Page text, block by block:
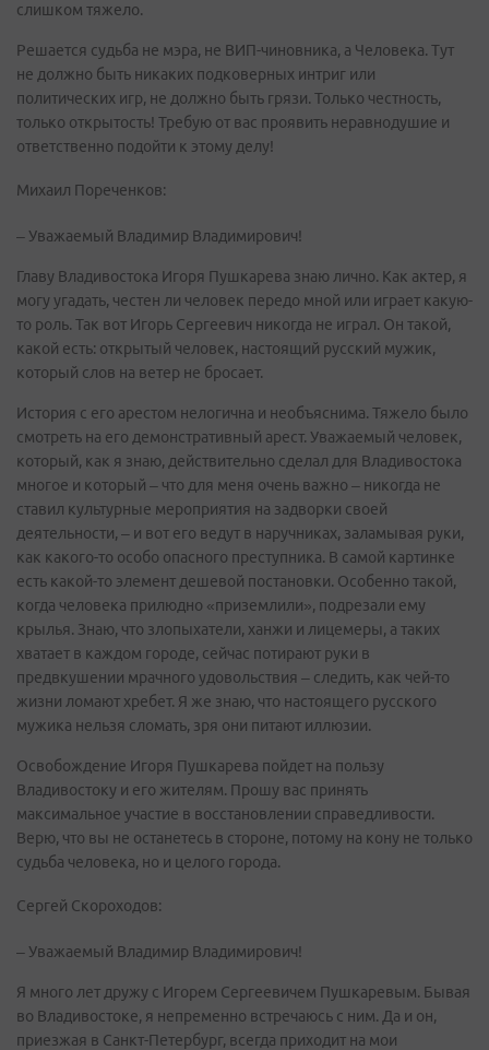
слишком тяжело.
Решается судьба не мэра, не ВИП-чиновника, а Человека. Тут
не должно быть никаких подковерных интриг или
политических игр, не должно быть грязи. Только честность,
только открытость! Требую от вас проявить неравнодушие и
ответственно подойти к этому делу!
Михаил Пореченков:
– Уважаемый Владимир Владимирович!
Главу Владивостока Игоря Пушкарева знаю лично. Как актер, я
могу угадать, честен ли человек передо мной или играет какую-
то роль. Так вот Игорь Сергеевич никогда не играл. Он такой,
какой есть: открытый человек, настоящий русский мужик,
который слов на ветер не бросает.
История с его арестом нелогична и необъяснима. Тяжело было
смотреть на его демонстративный арест. Уважаемый человек,
который, как я знаю, действительно сделал для Владивостока
многое и который – что для меня очень важно – никогда не
ставил культурные мероприятия на задворки своей
деятельности, – и вот его ведут в наручниках, заламывая руки,
как какого-то особо опасного преступника. В самой картинке
есть какой-то элемент дешевой постановки. Особенно такой,
когда человека прилюдно «приземлили», подрезали ему
крылья. Знаю, что злопыхатели, ханжи и лицемеры, а таких
хватает в каждом городе, сейчас потирают руки в
предвкушении мрачного удовольствия – следить, как чей-то
жизни ломают хребет. Я же знаю, что настоящего русского
мужика нельзя сломать, зря они питают иллюзии.
Освобождение Игоря Пушкарева пойдет на пользу
Владивостоку и его жителям. Прошу вас принять
максимальное участие в восстановлении справедливости.
Верю, что вы не останетесь в стороне, потому на кону не только
судьба человека, но и целого города.
Сергей Скороходов:
– Уважаемый Владимир Владимирович!
Я много лет дружу с Игорем Сергеевичем Пушкаревым. Бывая
во Владивостоке, я непременно встречаюсь с ним. Да и он,
приезжая в Санкт-Петербург, всегда приходит на мои